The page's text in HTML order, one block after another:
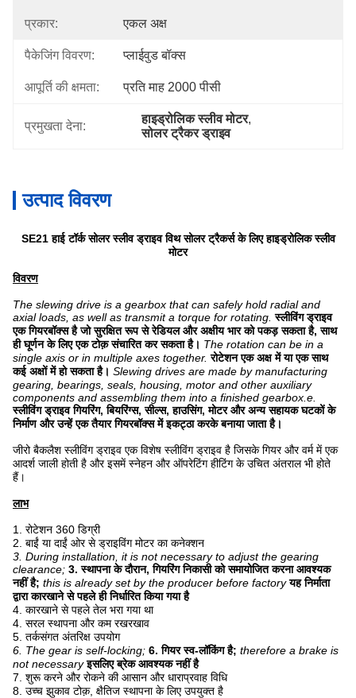
प्रकार: एकल अक्ष
पैकेजिंग विवरण: प्लाईवुड बॉक्स
आपूर्ति की क्षमता: प्रति माह 2000 पीसी
प्रमुखता देना:
हाइड्रोलिक स्लीव मोटर,
सोलर ट्रैकर ड्राइव
उत्पाद विवरण
SE21 हाई टॉर्क सोलर स्लीव ड्राइव विथ सोलर ट्रैकर्स के लिए हाइड्रोलिक स्लीव
मोटर
विवरण
The slewing drive is a gearbox that can safely hold radial and
axial loads, as well as transmit a torque for rotating. स्लीविंग ड्राइव
एक गियरबॉक्स है जो सुरक्षित रूप से रेडियल और अक्षीय भार को पकड़ सकता है, साथ
ही घूर्णन के लिए एक टोक़ संचारित कर सकता है। The rotation can be in a
single axis or in multiple axes together. रोटेशन एक अक्ष में या एक साथ
कई अक्षों में हो सकता है। Slewing drives are made by manufacturing
gearing, bearings, seals, housing, motor and other auxiliary
components and assembling them into a finished gearbox.e.
स्लीविंग ड्राइव गियरिंग, बियरिंग्स, सील्स, हाउसिंग, मोटर और अन्य सहायक घटकों के
निर्माण और उन्हें एक तैयार गियरबॉक्स में इकट्ठा करके बनाया जाता है।
जीरो बैकलैश स्लीविंग ड्राइव एक विशेष स्लीविंग ड्राइव है जिसके गियर और वर्म में एक
आदर्श जाली होती है और इसमें स्नेहन और ऑपरेटिंग हीटिंग के उचित अंतराल भी होते
हैं।
लाभ
1. रोटेशन 360 डिग्री
2. बाईं या दाईं ओर से ड्राइविंग मोटर का कनेक्शन
3. During installation, it is not necessary to adjust the gearing
clearance; 3. स्थापना के दौरान, गियरिंग निकासी को समायोजित करना आवश्यक
नहीं है; this is already set by the producer before factory यह निर्माता
द्वारा कारखाने से पहले ही निर्धारित किया गया है
4. कारखाने से पहले तेल भरा गया था
4. सरल स्थापना और कम रखरखाव
5. तर्कसंगत अंतरिक्ष उपयोग
6. The gear is self-locking; 6. गियर स्व-लॉकिंग है; therefore a brake is
not necessary इसलिए ब्रेक आवश्यक नहीं है
7. शुरू करने और रोकने की आसान और धाराप्रवाह विधि
8. उच्च झुकाव टोक़, क्षैतिज स्थापना के लिए उपयुक्त है